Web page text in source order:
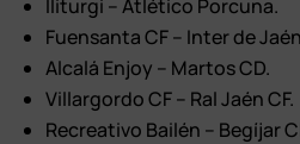
Iliturgi – Atlético Porcuna.
Fuensanta CF – Inter de
Alcalá Enjoy – Martos CD.
Villargordo CF – Ral Jaén CF.
Recreativo Bailén – Begíjar